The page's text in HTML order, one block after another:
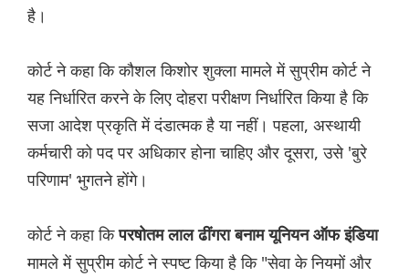
है।
कोर्ट ने कहा कि कौशल किशोर शुक्ला मामले में सुप्रीम कोर्ट ने
यह निर्धारित करने के लिए दोहरा परीक्षण निर्धारित किया है कि
सजा आदेश प्रकृति में दंडात्मक है या नहीं। पहला, अस्थायी
कर्मचारी को पद पर अधिकार होना चाहिए और दूसरा, उसे 'बुरे
परिणाम' भुगतने होंगे।
कोर्ट ने कहा किपरषोतम लाल ढींगरा बनाम यूनियन ऑफ इंडिया
मामले में सुप्रीम कोर्ट ने स्पष्ट किया है कि "सेवा के नियमों और